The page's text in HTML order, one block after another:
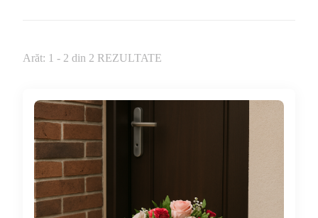
Arăt: 1 - 2 din 2 REZULTATE